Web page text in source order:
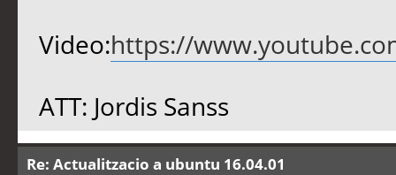
Video:https://
ATT: Jordis Sanss
Re: Actualitzacio a ubuntu 16.04.01